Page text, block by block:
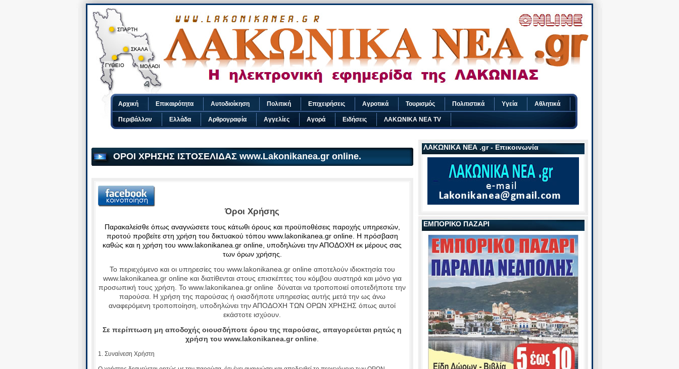
ΛΑΚΩΝΙΚΑ ΝΕΑ .gr - Επικοινωνία
ΕΜΠΟΡΙΚΟ ΠΑΖΑΡΙ
ΟΡΟΙ ΧΡΗΣΗΣ ΙΣΤΟΣΕΛΙΔΑΣ www.Lakonikanea.gr online.
Όροι Χρήσης
Παρακαλείσθε όπως αναγνώσετε τους κάτωθι όρους και προϋποθέσεις παροχής υπηρεσιών,
προτού προβείτε στη χρήση του δικτυακού τόπου www.lakonikanea.gr online. Η πρόσβαση
καθώς και η χρήση του www.lakonikanea.gr online, υποδηλώνει την ΑΠΟΔΟΧΗ εκ μέρους σας
των όρων χρήσης.
To περιεχόμενο και οι υπηρεσίες του www.lakonikanea.gr online αποτελούν ιδιοκτησία του
www.lakonikanea.gr online και διατίθενται στους επισκέπτες του κόμβου αυστηρά και μόνο για
προσωπική τους χρήση. Το www.lakonikanea.gr online δύναται να τροποποιεί οποτεδήποτε την
παρούσα. Η χρήση της παρούσας ή οιασδήποτε υπηρεσίας αυτής μετά την ως άνω
αναφερόμενη τροποποίηση, υποδηλώνει την ΑΠΟΔΟΧΗ ΤΩΝ ΟΡΩΝ ΧΡΗΣΗΣ όπως αυτοί
εκάστοτε ισχύουν.
Σε περίπτωση μη αποδοχής οιουσδήποτε όρου της παρούσας, απαγορεύεται ρητώς η
χρήση του www.lakonikanea.gr online
1. Συναίνεση Χρήστη
Αρχική Επικαιρότητα Αυτοδιοίκηση Πολιτική Επιχειρήσεις Αγροτικά Τουρισμός Πολιτιστικά Υγεία Αθλητικά
Περιβάλλον Ελλάδα Αρθρογραφία Αγγελίες Αγορά Ειδήσεις ΛΑΚΩΝΙΚΑ ΝΕΑ TV